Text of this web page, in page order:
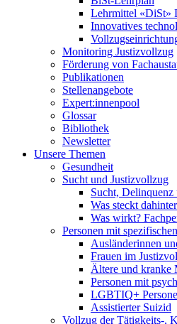
Lehrmittel «DiSt»
Innovatives
Monitoring Justizvollzug
Förderung von
Publikationen
Stellenangebote
Expert:innenpool
Glossar
Bibliothek
Newsletter
Unsere Themen
Gesundheit
Sucht und Justizvollzug
Sucht, Delinquenz
Was steckt
Was wirkt?
Personen mit
Ausländerinnen
Frauen im
Ältere und kranke
Personen mit
LGBTIQ+
Assistierter Suizid
Vollzug der Tätigkeits-,